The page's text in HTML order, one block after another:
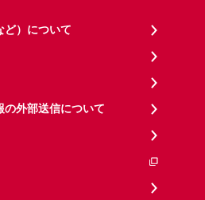
ど）について
の外部送信について